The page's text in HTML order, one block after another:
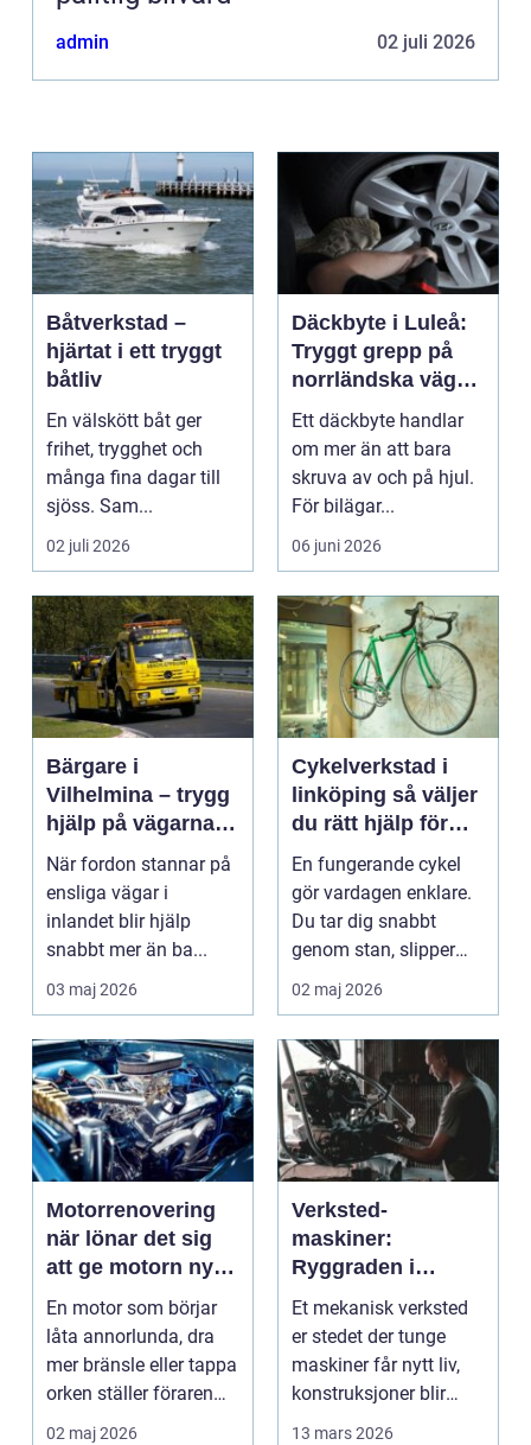
admin 02 juli 2026
Båtverkstad –
hjärtat i ett tryggt
båtliv
En välskött båt ger
frihet, trygghet och
många fina dagar till
sjöss. Sam...
02 juli 2026
Däckbyte i Luleå:
Tryggt grepp på
norrländska vägar
året runt
Ett däckbyte handlar
om mer än att bara
skruva av och på hjul.
För bilägar...
06 juni 2026
Bärgare i
Vilhelmina – trygg
hjälp på vägarna
året runt
När fordon stannar på
ensliga vägar i
inlandet blir hjälp
snabbt mer än ba...
03 maj 2026
Cykelverkstad i
linköping så väljer
du rätt hjälp för
din cykel
En fungerande cykel
gör vardagen enklare.
Du tar dig snabbt
genom stan, slipper
köer och får motion ...
02 maj 2026
Motorrenovering
när lönar det sig
att ge motorn nytt
liv?
En motor som börjar
låta annorlunda, dra
mer bränsle eller tappa
orken ställer föraren
inför ett val...
02 maj 2026
Verksted-
maskiner:
Ryggraden i
moderne industri
Et mekanisk verksted
er stedet der tunge
maskiner får nytt liv,
konstruksjoner blir
bygget, og...
13 mars 2026